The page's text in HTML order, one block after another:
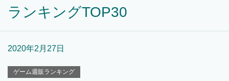
ランキングTOP30
2020年2月27日
ゲーム週販ランキング